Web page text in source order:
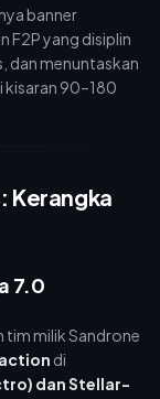
banner
F2P yang disiplin
dan menuntaskan
kisaran 90–180
Kerangka
7.0
tim milik Sandrone
di
dan Stellar-